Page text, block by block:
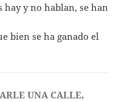
hay y no hablan, se han
bien se ha ganado el
UNA CALLE,